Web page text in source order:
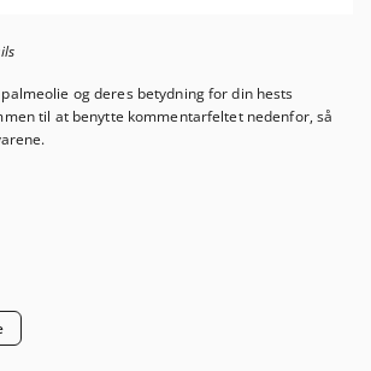
og deres betydning for din hests
til at benytte kommentarfeltet nedenfor, så